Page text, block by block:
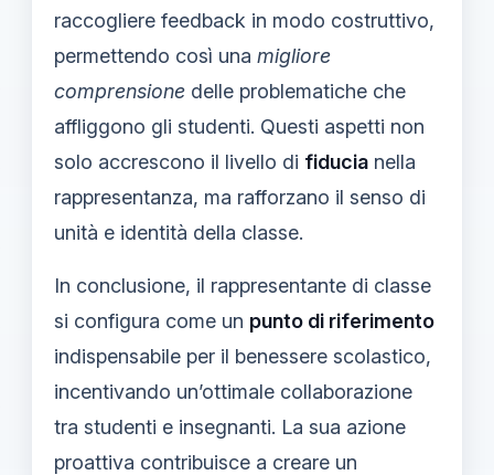
raccogliere feedback in modo costruttivo,
permettendo così una migliore
comprensione delle problematiche che
affliggono gli studenti. Questi aspetti non
solo accrescono il livello di fiducia nella
rappresentanza, ma rafforzano il senso di
unità e identità della classe.
In conclusione, il rappresentante di classe
si configura come un punto di riferimento
indispensabile per il benessere scolastico,
incentivando un’ottimale collaborazione
tra studenti e insegnanti. La sua azione
proattiva contribuisce a creare un